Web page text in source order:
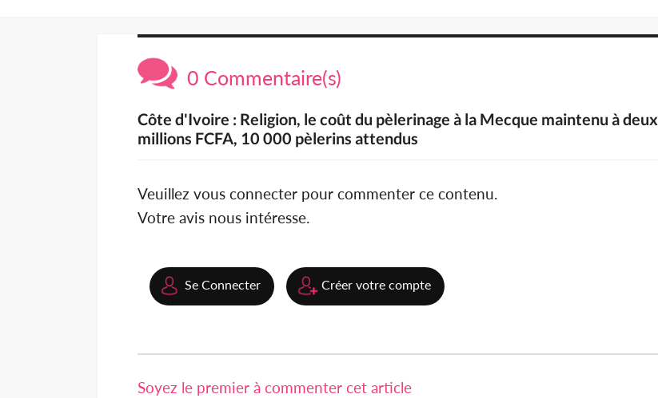
0 Commentaire(s)
Côte d'Ivoire : Religion, le coût du pèlerinage à la Mecque maintenu à deux
millions FCFA, 10 000 pèlerins attendus
Veuillez vous connecter pour commenter ce contenu.
Votre avis nous intéresse.
Se Connecter Créer votre compte
Soyez le premier à commenter cet article